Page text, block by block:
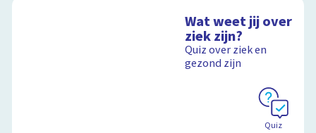
schoolplaat langs je
organen
Schoolplaat
Wat weet jij over
ziek zijn?
Quiz over ziek en
gezond zijn
Quiz